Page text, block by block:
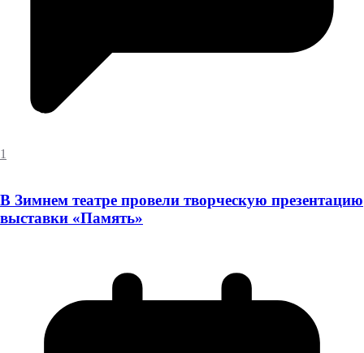
1
В Зимнем театре провели творческую презентацию
выставки «Память»